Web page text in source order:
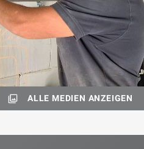
ALLE MEDIEN ANZEIGEN